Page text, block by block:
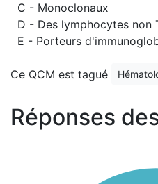
C - Monoclonaux
D - Des lymphocytes non
E - Porteurs
Ce QCM est tagué
Réponses